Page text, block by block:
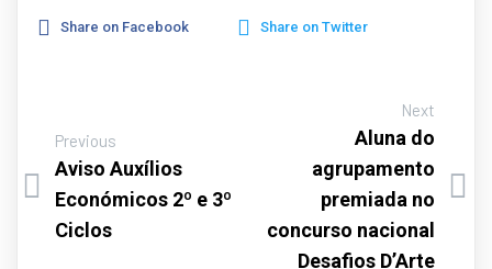
Share on Facebook Share on Twitter
Previous
Aviso Auxílios
Económicos 2º e 3º
Ciclos
Next
Aluna do
agrupamento
premiada no
concurso nacional
Desafios D’Arte